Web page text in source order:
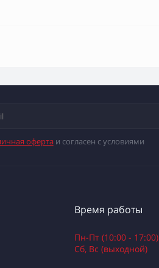
офертаи согласен с условиями
Время работы
Пн-Пт (10:00 - 17:00)
Сб, Вс (выходной)